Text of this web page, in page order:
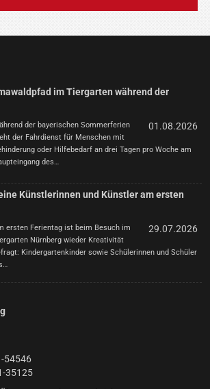
im Tiergarten während der
01.08.2026
der bayerischen Sommerferien
der Fahrdienst für Menschen mit
oder Hilfebedarf an drei Tagen pro Woche am
des…
Künstlerinnen und Künstler am ersten
29.07.2026
ersten Ferientag ist beim Besuch im
Nürnberg wieder Kreativität
Kindergartenkinder sowie Schülerinnen und Schüler
54546
35125